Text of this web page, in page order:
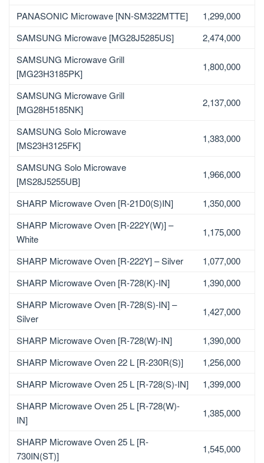
PANASONIC Microwave [NN-SM322MTTE]
1,299,000
SAMSUNG Microwave [MG28J5285US]
2,474,000
SAMSUNG Microwave Grill
[MG23H3185PK]
1,800,000
SAMSUNG Microwave Grill
[MG28H5185NK]
2,137,000
SAMSUNG Solo Microwave
[MS23H3125FK]
1,383,000
SAMSUNG Solo Microwave
[MS28J5255UB]
1,966,000
SHARP Microwave Oven [R-21D0(S)IN]
1,350,000
SHARP Microwave Oven [R-222Y(W)] –
White
1,175,000
SHARP Microwave Oven [R-222Y] – Silver
1,077,000
SHARP Microwave Oven [R-728(K)-IN]
1,390,000
SHARP Microwave Oven [R-728(S)-IN] –
Silver
1,427,000
SHARP Microwave Oven [R-728(W)-IN]
1,390,000
SHARP Microwave Oven 22 L [R-230R(S)]
1,256,000
SHARP Microwave Oven 25 L [R-728(S)-IN]
1,399,000
SHARP Microwave Oven 25 L [R-728(W)-
IN]
1,385,000
SHARP Microwave Oven 25 L [R-
730IN(ST)]
1,545,000